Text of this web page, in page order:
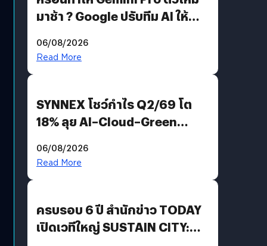
มาช้า ? Google ปรับทีม AI ให้
AGI
06/08/2026
Read More
SYNNEX โชว์กำไร Q2/69 โต
18% ลุย AI–Cloud–Green
Revenue เร่งเครื่อง New
06/08/2026
Read More
ครบรอบ 6 ปี สำนักข่าว TODAY
เปิดเวทีใหญ่ SUSTAIN CITY: